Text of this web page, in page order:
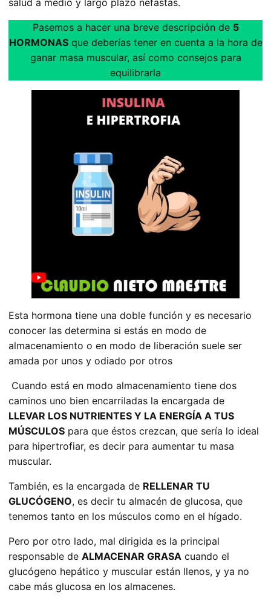
Pasemos a hacer una breve descripción de 5
HORMONASque deberías tener en cuenta a la hora de
ganar masa muscular, así como consejos para
equilibrarla
Esta hormona tiene una doble función y es necesario
conocer las determina si estás en modo de
almacenamiento o en modo de liberación suele ser
amada por unos y odiado por otros
Cuando está en modo almacenamiento tiene dos
caminos uno bien encarriladas la encargada de
LLEVAR LOS NUTRIENTES Y LA ENERGÍA A TUS
MÚSCULOS para que éstos crezcan, que sería lo ideal
para hipertro­­­­­fiar, es decir para aumentar tu masa
muscular.
También, es la encargada de RELLENAR TU
GLUCÓGENO, es decir tu almacén de glucosa, que
tenemos tanto en los músculos como en el hígado.
Pero por otro lado, mal dirigida es la principal
responsable de ALMACENAR GRASA cuando el
glucógeno hepático y muscular están llenos, y ya no
cabe más glucosa en los almacenes.